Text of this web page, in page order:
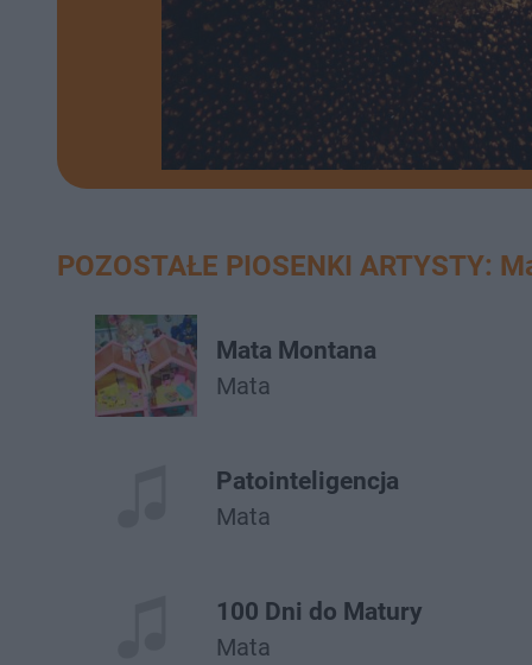
POZOSTAŁE PIOSENKI ARTYSTY:
Mata Montana
Mata
Patointeligencja
Mata
100 Dni do Matury
Mata